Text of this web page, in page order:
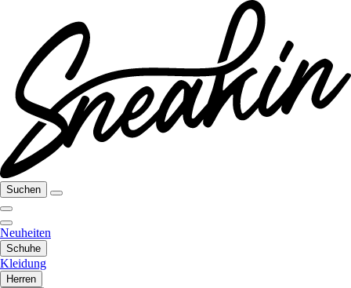
Suchen
Neuheiten
Schuhe
Kleidung
Herren